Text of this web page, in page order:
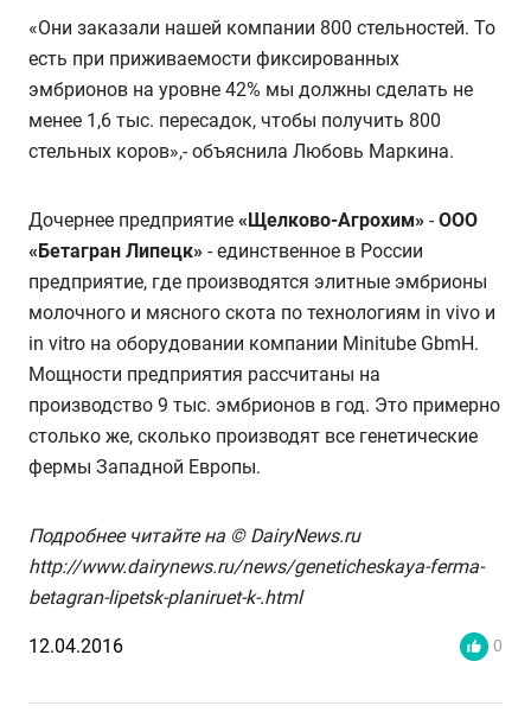
«Они заказали нашей компании 800 стельностей. То
есть при приживаемости фиксированных
эмбрионов на уровне 42% мы должны сделать не
менее 1,6 тыс. пересадок, чтобы получить 800
стельных коров»,- объяснила Любовь Маркина.
Дочернее предприятие «Щелково-Агрохим» -ООО
«Бетагран Липецк» - единственное в России
предприятие, где производятся элитные эмбрионы
молочного и мясного скота по технологиям in vivo и
in vitro на оборудовании компании Minitube GbmH.
Мощности предприятия рассчитаны на
производство 9 тыс. эмбрионов в год. Это примерно
столько же, сколько производят все генетические
фермы Западной Европы.
Подробнее читайте на © DairyNews.ru
http://www.dairynews.ru/news/geneticheskaya-ferma-
betagran-lipetsk-planiruet-k-.html
12.04.2016 0